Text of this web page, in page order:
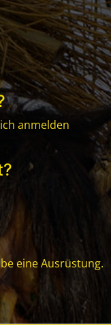
anmelden
eine Ausrüstung.